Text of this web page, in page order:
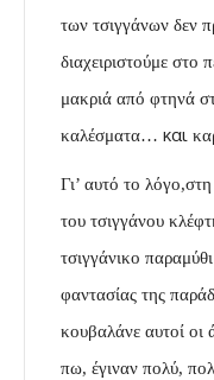
των τσιγγάνων δεν
διαχειριστούμε στο
μακριά από φτηνά
καλέσματα… και
Γι’ αυτό το
του τσιγγάνου
τσιγγάνικο
φαντασίας της
κουβαλάνε αυτοί
πω, έγιναν πολύ,